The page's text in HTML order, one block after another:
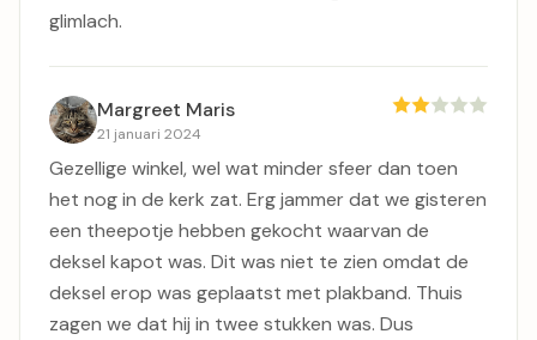
glimlach.
Margreet Maris
21 januari 2024
Gezellige winkel, wel wat minder sfeer dan toen
het nog in de kerk zat. Erg jammer dat we gisteren
een theepotje hebben gekocht waarvan de
deksel kapot was. Dit was niet te zien omdat de
deksel erop was geplaatst met plakband. Thuis
zagen we dat hij in twee stukken was. Dus